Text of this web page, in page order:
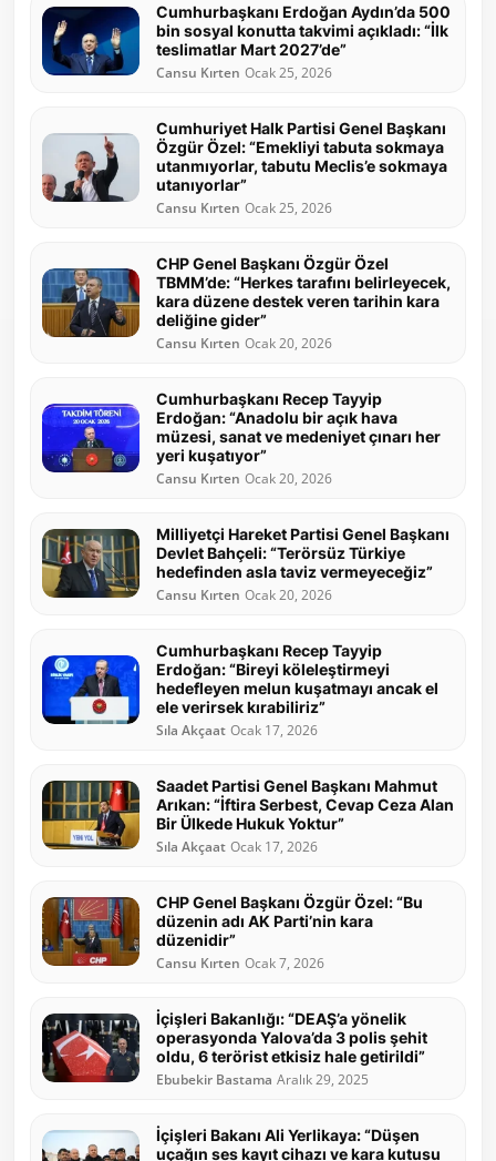
Cumhurbaşkanı Erdoğan Aydın’da 500
bin sosyal konutta takvimi açıkladı: “İlk
teslimatlar Mart 2027’de”
Cansu Kırten Ocak 25, 2026
Cumhuriyet Halk Partisi Genel Başkanı
Özgür Özel: “Emekliyi tabuta sokmaya
utanmıyorlar, tabutu Meclis’e sokmaya
utanıyorlar”
Cansu Kırten Ocak 25, 2026
CHP Genel Başkanı Özgür Özel
TBMM’de: “Herkes tarafını belirleyecek,
kara düzene destek veren tarihin kara
deliğine gider”
Cansu Kırten Ocak 20, 2026
Cumhurbaşkanı Recep Tayyip
Erdoğan: “Anadolu bir açık hava
müzesi, sanat ve medeniyet çınarı her
yeri kuşatıyor”
Cansu Kırten Ocak 20, 2026
Milliyetçi Hareket Partisi Genel Başkanı
Devlet Bahçeli: “Terörsüz Türkiye
hedefinden asla taviz vermeyeceğiz”
Cansu Kırten Ocak 20, 2026
Cumhurbaşkanı Recep Tayyip
Erdoğan: “Bireyi köleleştirmeyi
hedefleyen melun kuşatmayı ancak el
ele verirsek kırabiliriz”
Sıla Akçaat Ocak 17, 2026
Saadet Partisi Genel Başkanı Mahmut
Arıkan: “İftira Serbest, Cevap Ceza Alan
Bir Ülkede Hukuk Yoktur”
Sıla Akçaat Ocak 17, 2026
CHP Genel Başkanı Özgür Özel: “Bu
düzenin adı AK Parti’nin kara
düzenidir”
Cansu Kırten Ocak 7, 2026
İçişleri Bakanlığı: “DEAŞ’a yönelik
operasyonda Yalova’da 3 polis şehit
oldu, 6 terörist etkisiz hale getirildi”
Ebubekir Bastama Aralık 29, 2025
İçişleri Bakanı Ali Yerlikaya: “Düşen
uçağın ses kayıt cihazı ve kara kutusu